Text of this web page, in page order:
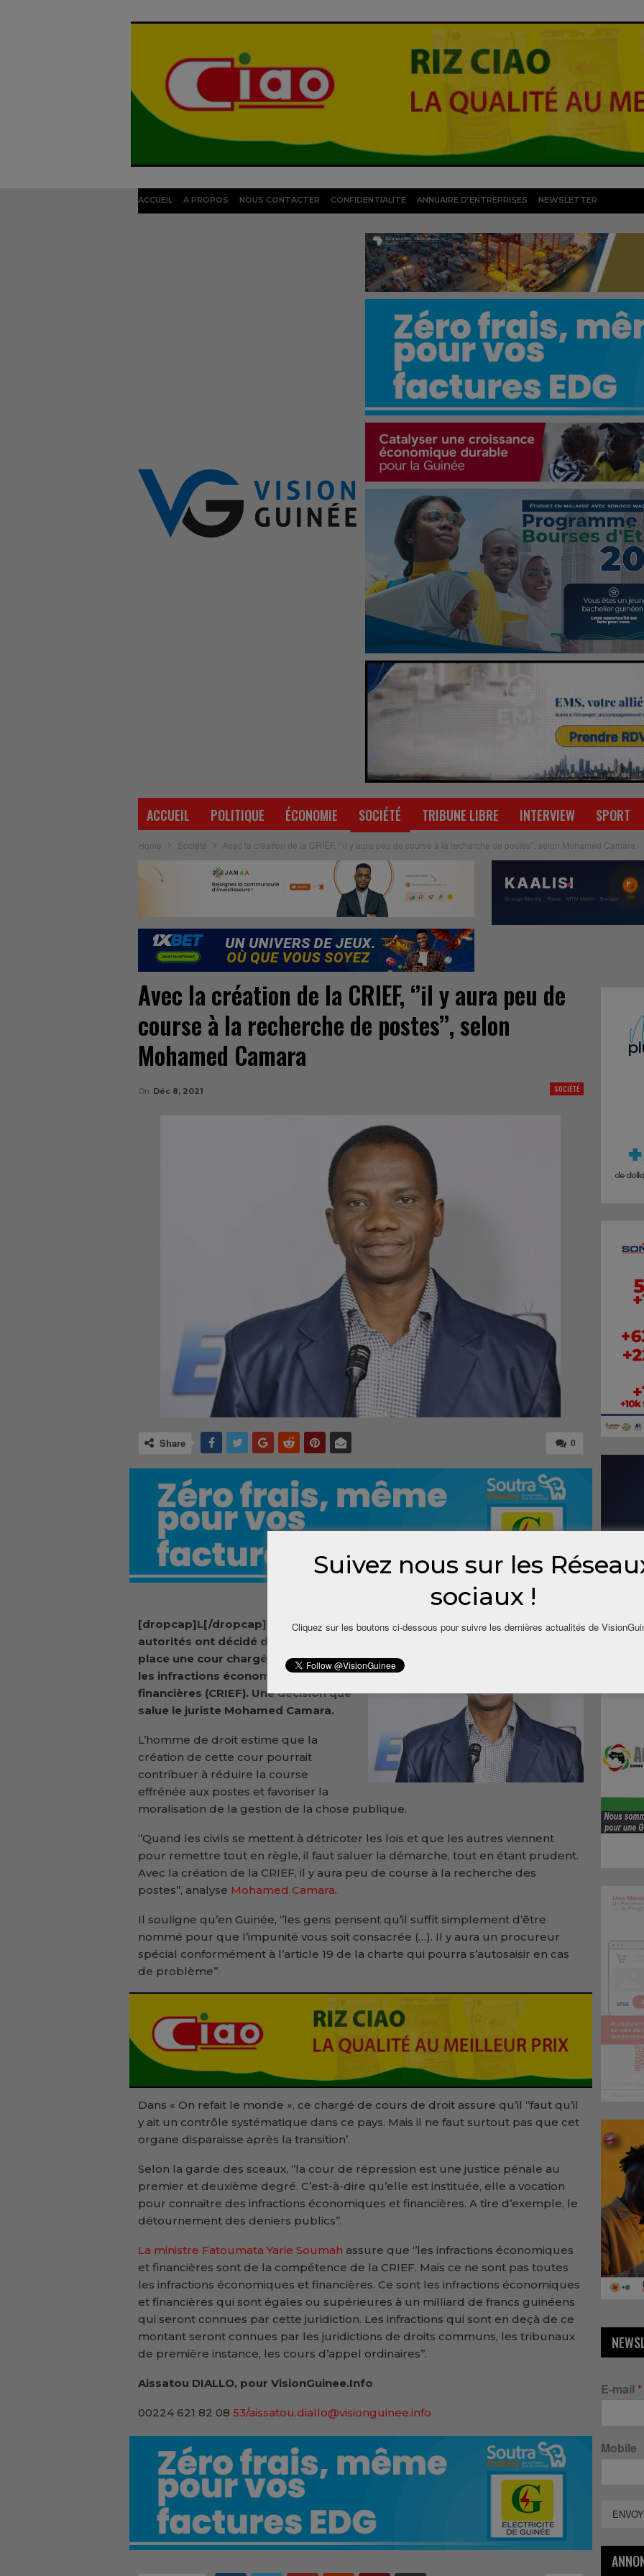
ACCUEIL A PROPOS NOUS CONTACTER CONFIDENTIALITÉ ANNUAIRE D’ENTREPRISES NEWSLETTER
ACCUEIL POLITIQUE ÉCONOMIE SOCIÉTÉ TRIBUNE LIBRE INTERVIEW SPORT
Home Société Avec la création de la CRIEF, ‘’il y aura peu de course à la recherche de postes’’, selon Mohamed Camara
Avec la création de la CRIEF, ‘’il y aura peu de
course à la recherche de postes’’, selon
Mohamed Camara
SOCIÉTÉ
On Déc 8, 2021
0
Share
[dropcap]L[/dropcap]es nouvelles
autorités ont décidé de mettre en
place une cour chargée de réprimer
les infractions économiques et
financières (CRIEF). Une décision que
salue le juriste Mohamed Camara.
L’homme de droit estime que la
création de cette cour pourrait
contribuer à réduire la course
effrénée aux postes et favoriser la
moralisation de la gestion de la chose publique.
‘’Quand les civils se mettent à détricoter les lois et que les autres viennent
pour remettre tout en règle, il faut saluer la démarche, tout en étant prudent.
Avec la création de la CRIEF, il y aura peu de course à la recherche des
postes’’, analyse Mohamed Camara.
Il souligne qu’en Guinée, ‘’les gens pensent qu’il suffit simplement d’être
nommé pour que l’impunité vous soit consacrée (…). Il y aura un procureur
spécial conformément à l’article 19 de la charte qui pourra s’autosaisir en cas
de problème’’.
Dans « On refait le monde », ce chargé de cours de droit assure qu’il ‘’faut qu’il
y ait un contrôle systématique dans ce pays. Mais il ne faut surtout pas que cet
organe disparaisse après la transition’.
Selon la garde des sceaux, ‘’la cour de répression est une justice pénale au
premier et deuxième degré. C’est-à-dire qu’elle est instituée, elle a vocation
pour connaitre des infractions économiques et financières. A tire d’exemple, le
détournement des deniers publics’’.
La ministre Fatoumata Yarie Soumah assure que ‘’les infractions économiques
et financières sont de la compétence de la CRIEF. Mais ce ne sont pas toutes
les infractions économiques et financières. Ce sont les infractions économiques
et financières qui sont égales ou supérieures à un milliard de francs guinéens
qui seront connues par cette juridiction. Les infractions qui sont en deçà de ce
montant seront connues par les juridictions de droits communs, les tribunaux
de première instance, les cours d’appel ordinaires’’.
Aissatou DIALLO, pour VisionGuinee.Info
00224 621 82 08 53/aissatou.diallo@visionguinee.info
E-mail *
Mobile
Suivez nous sur les
sociaux !
Cliquez sur les boutons ci-dessous pour suivre les dernières actualités de